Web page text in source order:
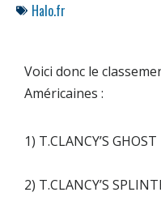
Halo.fr
Voici donc le
Américaines :
1) T.CLANCY’S
2) T.CLANCY’S